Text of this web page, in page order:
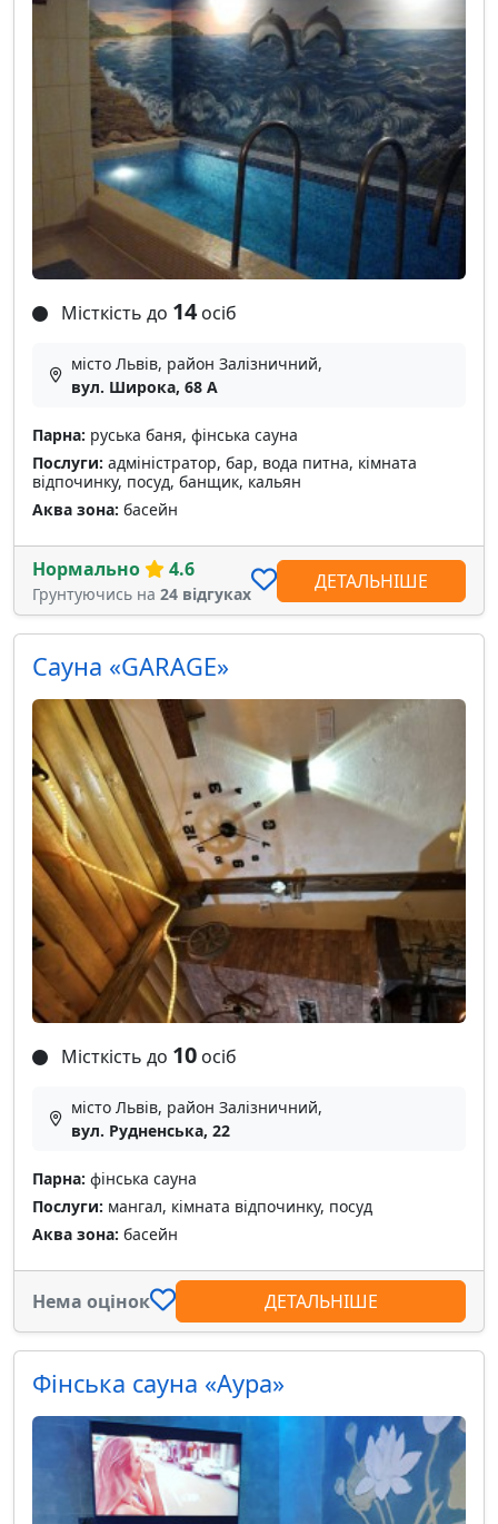
Місткість до 14 осіб
місто Львів, район Залізничний,
вул. Широка, 68 А
Парна: руська баня, фінська сауна
Послуги: адміністратор, бар, вода питна, кімната
відпочинку, посуд, банщик, кальян
Аква зона: басейн
Нормально 4.6
Грунтуючись на 24 відгуках
ДЕТАЛЬНІШЕ
Сауна «GARAGE»
Місткість до 10 осіб
місто Львів, район Залізничний,
вул. Рудненська, 22
Парна: фінська сауна
Послуги: мангал, кімната відпочинку, посуд
Аква зона: басейн
Нема оцінок ДЕТАЛЬНІШЕ
Фінська сауна «Аура»